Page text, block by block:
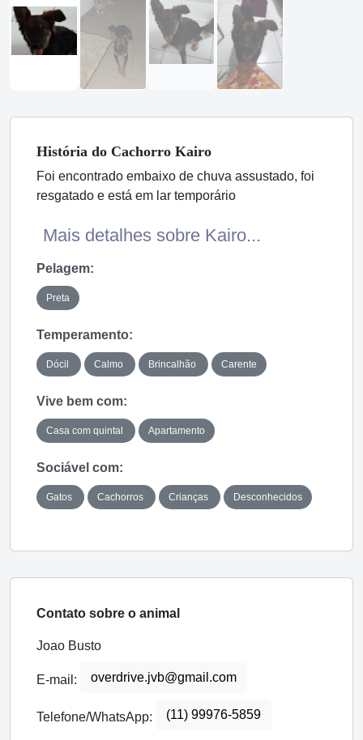
História do Cachorro Kairo
Foi encontrado embaixo de chuva assustado, foi
resgatado e está em lar temporário
Mais detalhes sobre Kairo...
Pelagem:
Preta
Temperamento:
Dócil Calmo Brincalhão Carente
Vive bem com:
Casa com quintal Apartamento
Sociável com:
Gatos Cachorros Crianças Desconhecidos
Contato sobre o animal
Joao Busto
E-mail: overdrive.jvb@gmail.com
Telefone/WhatsApp: (11) 99976-5859